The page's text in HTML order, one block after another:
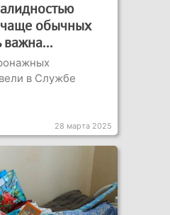
обычных
важна...
в Службе
28 марта 2025